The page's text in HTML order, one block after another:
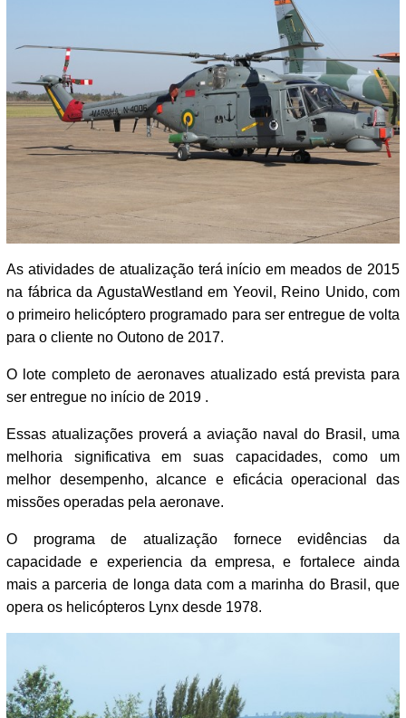
As atividades de atualização terá início em meados de 2015
na fábrica da AgustaWestland em Yeovil, Reino Unido, com
o primeiro helicóptero programado para ser entregue de volta
para o cliente no Outono de 2017.
O lote completo de aeronaves atualizado está prevista para
ser entregue no início de 2019 .
Essas atualizações proverá a aviação naval do Brasil, uma
melhoria significativa em suas capacidades, como um
melhor desempenho, alcance e eficácia operacional das
missões operadas pela aeronave.
O programa de atualização fornece evidências da
capacidade e experiencia da empresa, e fortalece ainda
mais a parceria de longa data com a marinha do Brasil, que
opera os helicópteros Lynx desde 1978.